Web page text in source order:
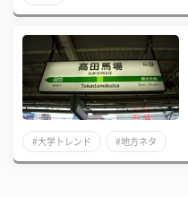
#大学トレンド #地方ネタ